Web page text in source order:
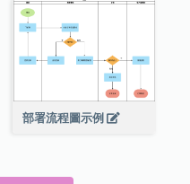
部署流程圖示例